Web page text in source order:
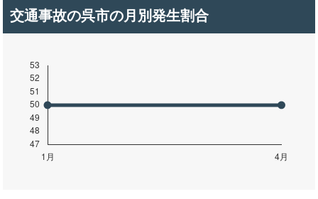
交通事故の呉市の月別発生割合